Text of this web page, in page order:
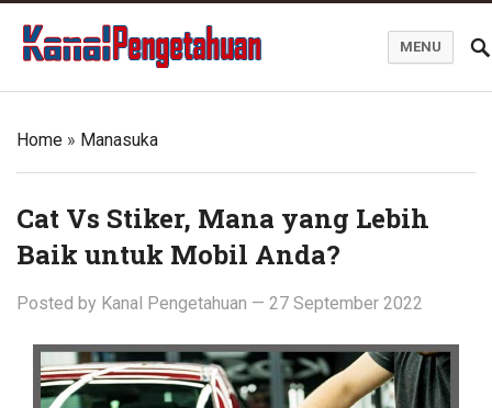
MENU
Home » Manasuka
Cat Vs Stiker, Mana yang Lebih
Baik untuk Mobil Anda?
Posted by Kanal Pengetahuan — 27 September 2022